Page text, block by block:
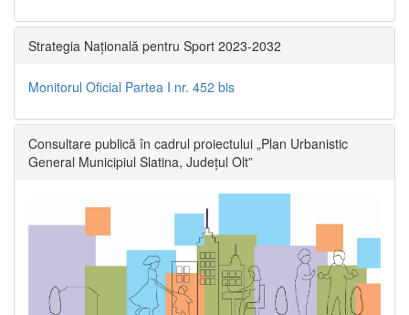
Strategia Națională pentru Sport 2023-2032
Monitorul Oficial Partea I nr. 452 bis
Consultare publică în cadrul proiectului „Plan Urbanistic
General Municipiul Slatina, Județul Olt”